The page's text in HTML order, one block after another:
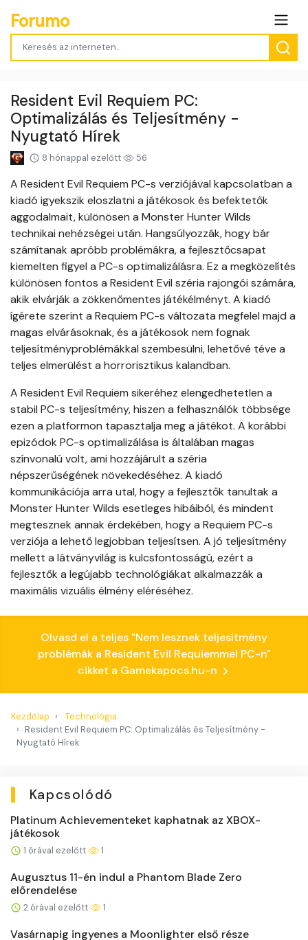
Forumo
Resident Evil Requiem PC:
Optimalizálás és Teljesítmény -
Nyugtató Hírek
8 hónappal ezelőtt 56
A Resident Evil Requiem PC-s verziójával kapcsolatban a
kiadó igyekszik eloszlatni a játékosok és befektetők
aggodalmait, különösen a Monster Hunter Wilds
technikai nehézségei után. Hangsúlyozzák, hogy bár
számítanak apróbb problémákra, a fejlesztőcsapat
kiemelten figyel a PC-s optimalizálásra. Ez a megközelítés
különösen fontos a Resident Evil széria rajongói számára,
akik elvárják a zökkenőmentes játékélményt. A kiadó
ígérete szerint a Requiem PC-s változata megfelel majd a
magas elvárásoknak, és a játékosok nem fognak
teljesítményproblémákkal szembesülni, lehetővé téve a
teljes elmerülést a horrorisztikus kalandban.
A Resident Evil Requiem sikeréhez elengedhetetlen a
stabil PC-s teljesítmény, hiszen a felhasználók többsége
ezen a platformon tapasztalja meg a játékot. A korábbi
epizódok PC-s optimalizálása is általában magas
színvonalú volt, ami hozzájárult a széria
népszerűségének növekedéséhez. A kiadó
kommunikációja arra utal, hogy a fejlesztők tanultak a
Monster Hunter Wilds esetleges hibáiból, és mindent
megtesznek annak érdekében, hogy a Requiem PC-s
verziója a lehető legjobban teljesítsen. A jó teljesítmény
mellett a látványvilág is kulcsfontosságú, ezért a
fejlesztők a legújabb technológiákat alkalmazzák a
maximális vizuális élmény eléréséhez.
Olvasd el a teljes "Nem lesznek teljesítmény
problémák a Resident Evil Requiemmel PC-n"
cikket a Gamekapocs.hu-n
Kezdőlap
Technológia
Resident Evil Requiem PC: Optimalizálás és Teljesítmény -
Nyugtató Hírek
Kapcsolódó
Platinum Achievementeket kaphatnak az XBOX-
játékosok
1 órával ezelőtt 1
Augusztus 11-én indul a Phantom Blade Zero
előrendelése
2 órával ezelőtt 1
Vasárnapig ingyenes a Moonlighter első része